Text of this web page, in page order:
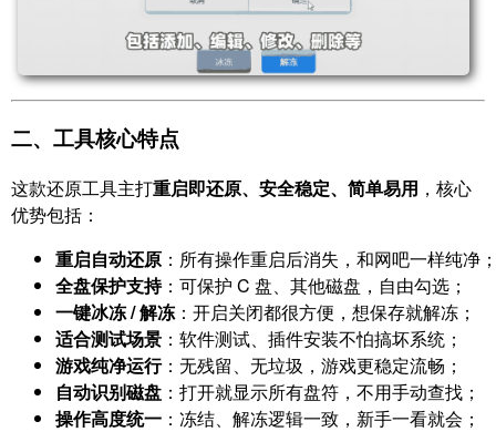
二、工具核心特点
这款还原工具主打重启即还原、安全稳定、简单易用 ，核心
优势包括：
重启自动还原 ：所有操作重启后消失，和网吧一样纯净
全盘保护支持：可保护 C 盘、其他磁盘，自由勾选；
一键冰冻 / 解冻：开启关闭都很方便，想保存就解冻；
适合测试场景 ：软件测试、插件安装不怕搞坏系统；
游戏纯净运行：无残留、无垃圾，游戏更稳定流畅；
自动识别磁盘 ：打开就显示所有盘符，不用手动查找；
操作高度统一 ：冻结、解冻逻辑一致，新手一看就会；